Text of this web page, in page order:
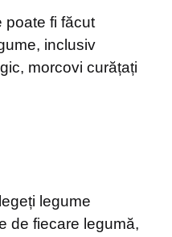
poate fi făcut
inclusiv
morcovi curățați
legume
de fiecare legumă,